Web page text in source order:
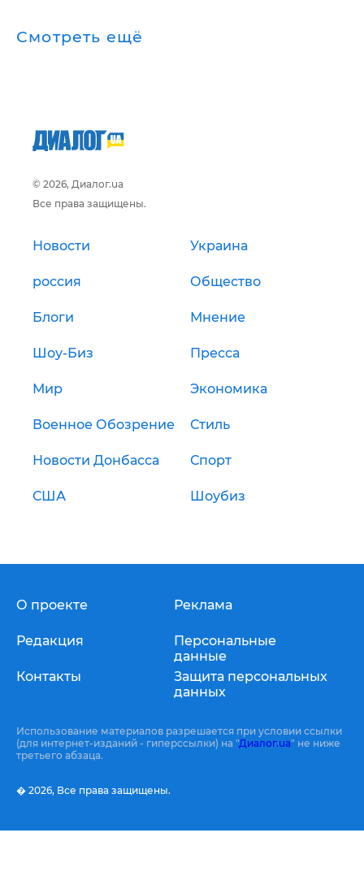
Смотреть ещё
© 2026, Диалог.ua
Все права защищены.
Новости Украина
россия Общество
Блоги Мнение
Шоу-Биз Пресса
Мир Экономика
Военное Обозрение Стиль
Новости Донбасса Спорт
США Шоубиз
О проекте
Редакция
Контакты
Реклама
Персональные
данные
Защита персональных
данных
Использование материалов разрешается при условии ссылки
(для интернет-изданий - гиперссылки) на "Диалог.ua" не ниже
третьего абзаца.
� 2026, Все права защищены.